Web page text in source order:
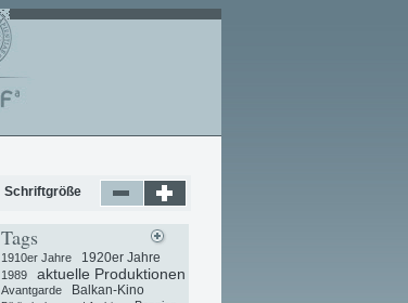
Schriftgröße
Tags
1910er Jahre 1920er Jahre
1989 aktuelle Produktionen
Avantgarde Balkan-Kino